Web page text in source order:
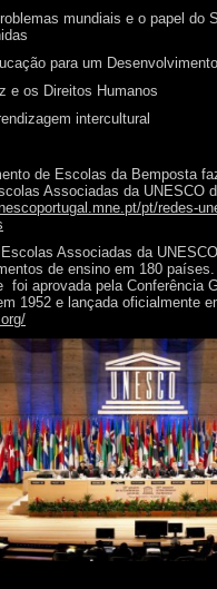
mundiais e o papel do
para um
os Direitos Humanos
intercultural
de Escolas da Bemposta
Associadas da UNESCO
pt/redes-
Associadas da
de ensino em 180
foi aprovada pela Conferência
1952 e lançada oficialmente